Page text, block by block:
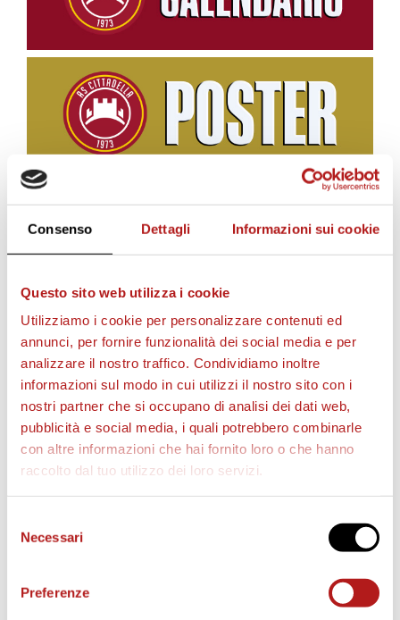
Consenso Dettagli Informazioni sui cookie
Questo sito web utilizza i cookie
Utilizziamo i cookie per personalizzare contenuti ed
annunci, per fornire funzionalità dei social media e per
analizzare il nostro traffico. Condividiamo inoltre
informazioni sul modo in cui utilizzi il nostro sito con i
nostri partner che si occupano di analisi dei dati web,
pubblicità e social media, i quali potrebbero combinarle
con altre informazioni che hai fornito loro o che hanno
raccolto dal tuo utilizzo dei loro servizi.
delNecessari
Preferenze
BIGLIETTI
AS CITTADELLA STORE